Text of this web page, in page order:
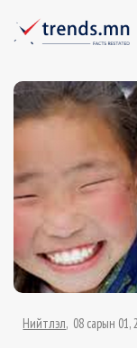
Нийтлэл 08 сарын 01,